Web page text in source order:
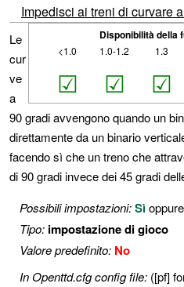
Impedisci ai treni di curvare
Disponibilità della
<1.0
☑
1.0-1.2
☑
1.3
☑
Le
cur
ve
a
90 gradi avvengono quando un
direttamente da un binario
facendo sì che un treno che
di 90 gradi invece dei 45 gradi
Possibili impostazioni:Sì oppure
Tipo: impostazione di gioco
Valore predefinito: No
In Openttd.cfg config file: ([pf]